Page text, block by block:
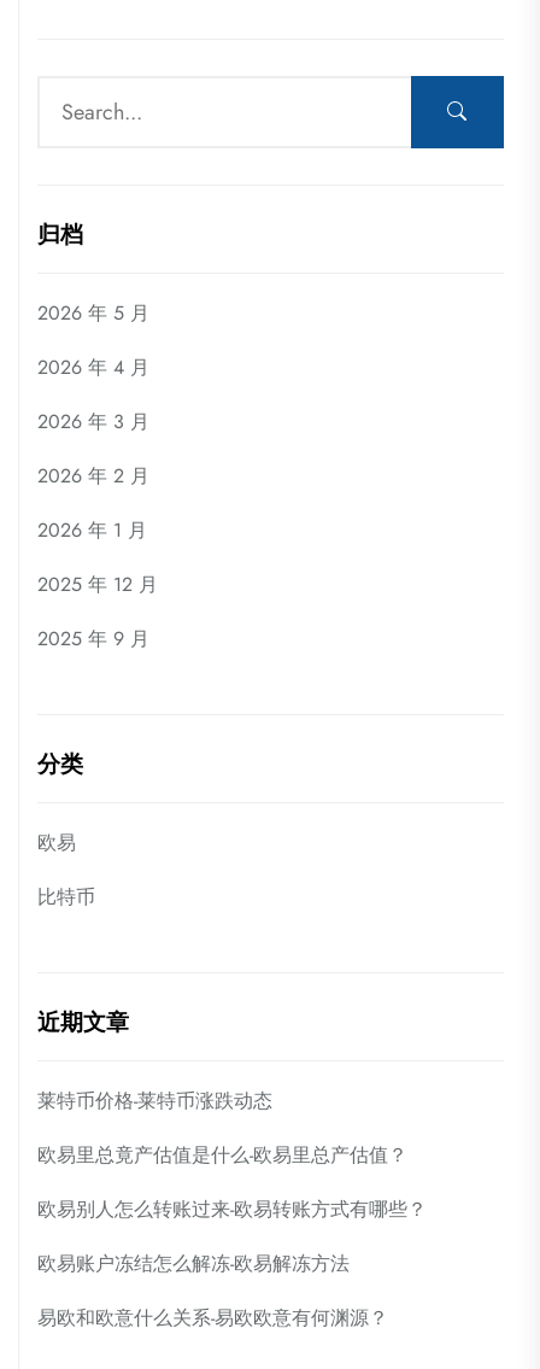
归档
2026 年 5 月
2026 年 4 月
2026 年 3 月
2026 年 2 月
2026 年 1 月
2025 年 12 月
2025 年 9 月
分类
欧易
比特币
近期文章
莱特币价格-莱特币涨跌动态
欧易里总竟产估值是什么-欧易里总产估值？
欧易别人怎么转账过来-欧易转账方式有哪些？
欧易账户冻结怎么解冻-欧易解冻方法
易欧和欧意什么关系-易欧欧意有何渊源？